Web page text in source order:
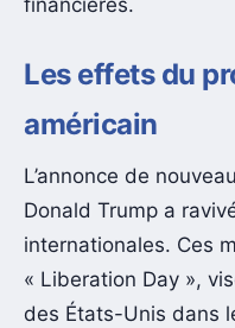
financières.
Les effets du
américain
L’annonce de
Donald Trump a
internationales. Ces
« Liberation Day »,
des États-Unis dans